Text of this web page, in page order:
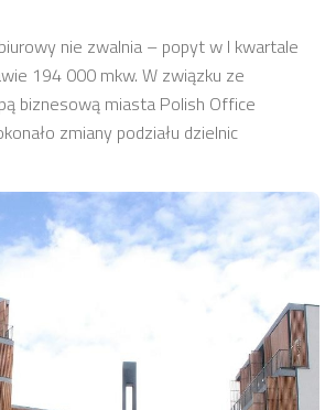
nie zwalnia – popyt w I kwartale
194 000 mkw. W związku ze
biznesową miasta Polish Office
zmiany podziału dzielnic